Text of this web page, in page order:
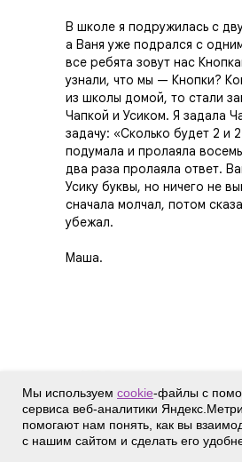
В школе я подружилась с
а Ваня уже подрался с
все ребята зовут нас
узнали, что мы — Кнопки?
из школы домой, то стали
Чапкой и Усиком. Я задала
задачу: «Сколько будет 2 и
подумала и пролаяла
два раза пролаяла ответ.
Усику буквы, но ничего не
сначала молчал, потом
убежал.
Маша.
Мы используем cookie-файлы с
сервиса веб-аналитики
помогают нам понять, как вы
с нашим сайтом и сделать его